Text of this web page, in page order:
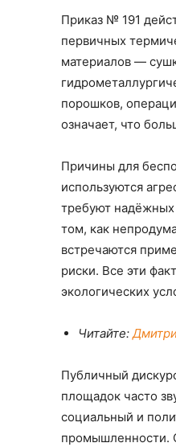
Приказ № 191
первичных
материалов —
порошков,
означает, что
Причины для
используются
требуют
том, как
встречаются
риски. Все эти
экологических
Читайте:
Публичный
площадок часто
социальный и
промышленности.